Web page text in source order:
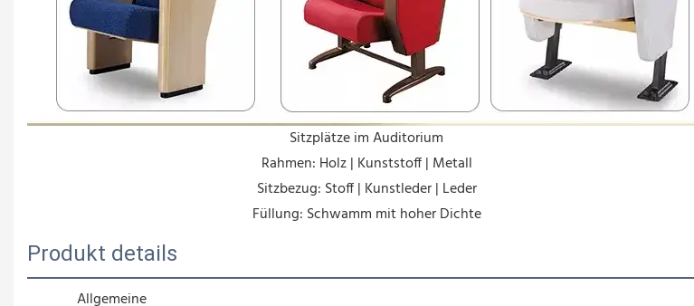
Sitzplätze im Auditorium
Rahmen: Holz | Kunststoff | Metall
Sitzbezug: Stoff | Kunstleder | Leder
Füllung: Schwamm mit hoher Dichte
Produkt details
Allgemeine